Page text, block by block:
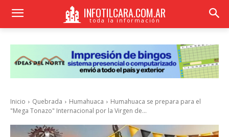
INFOTILCARA.COM.AR
toda la información
Inicio Quebrada Humahuaca
Humahuaca se prepara para el
"Mega Tonazo" Internacional por la Virgen de...